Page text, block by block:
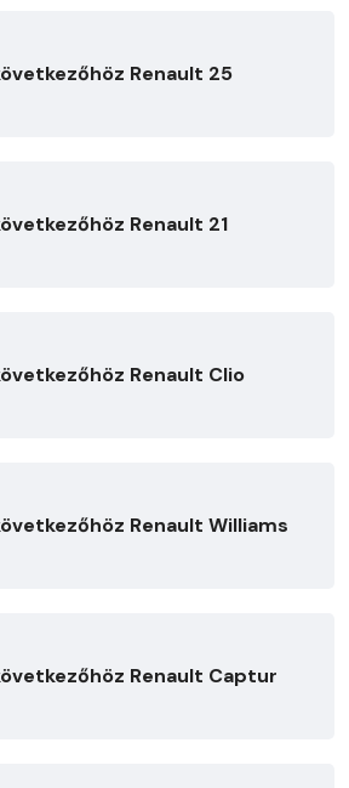
Renault 25
Renault 21
Renault Clio
Renault Williams
Renault Captur